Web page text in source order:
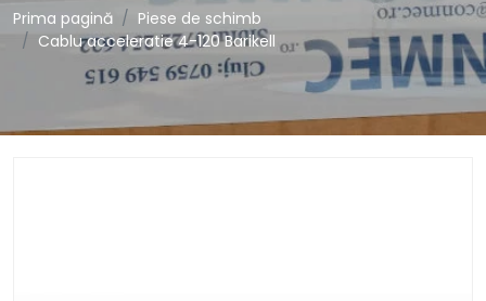
Prima pagină
Piese de schimb
Cablu acceleratie 4-120 Barikell